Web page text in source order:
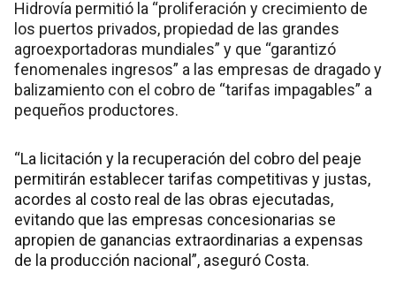
Hidrovía permitió la “proliferación y crecimiento de
los puertos privados, propiedad de las grandes
agroexportadoras mundiales” y que “garantizó
fenomenales ingresos” a las empresas de dragado y
balizamiento con el cobro de “tarifas impagables” a
pequeños productores.
“La licitación y la recuperación del cobro del peaje
permitirán establecer tarifas competitivas y justas,
acordes al costo real de las obras ejecutadas,
evitando que las empresas concesionarias se
apropien de ganancias extraordinarias a expensas
de la producción nacional”, aseguró Costa.